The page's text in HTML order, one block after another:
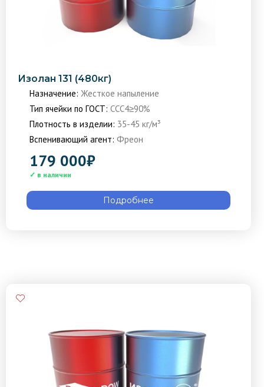
Изолан 131 (480кг)
Назначение: Жесткое напыление
Тип ячейки по ГОСТ: ССС4≥90%
Плотность в изделии: 35-45 кг/м³
Вспенивающий агент: Фреон
179 000₽
Подробнее